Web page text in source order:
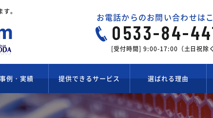
。
お電話からのお問い合わせは
0533-84-
[受付時間] 9:00-17:00（土日祝除く
例・実績
ネス加工
提供できるサービス
試作ワイヤーハーネス加工
選ばれる理由